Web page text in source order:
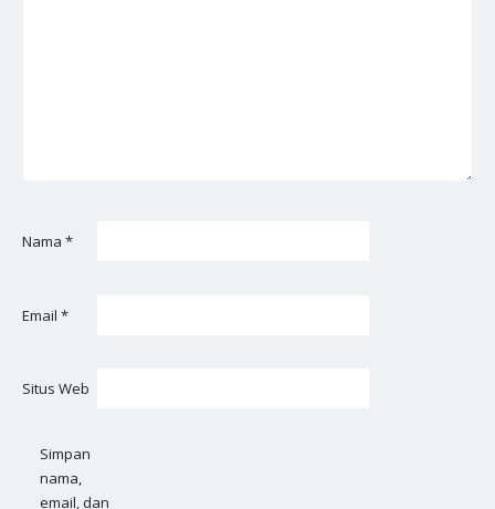
Nama *
Email *
Situs Web
Simpan
nama,
email, dan